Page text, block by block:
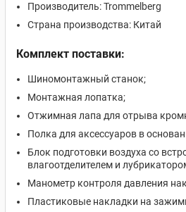
Производитель: Trommelberg
Страна производства: Китай
Комплект поставки:
Шиномонтажный станок;
Монтажная лопатка;
Отжимная лапа для отрыва
Полка для аксессуаров в
Блок подготовки воздуха со
влагоотделителем и
Манометр контроля давления
Пластиковые накладки на